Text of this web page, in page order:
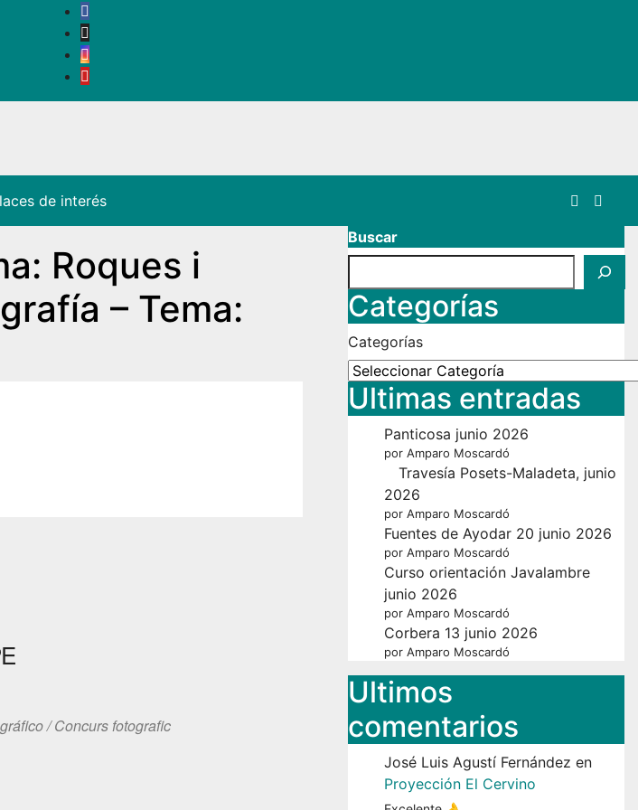
de interés
Roques i
– Tema:
Outlook Live
/ Concurs fotografic
Buscar
Categorías
Categorías
Ultimas entradas
Panticosa junio 2026
por Amparo Moscardó
Travesía Posets-Maladeta, junio
2026
por Amparo Moscardó
Fuentes de Ayodar 20 junio 2026
por Amparo Moscardó
Curso orientación Javalambre
junio 2026
por Amparo Moscardó
Corbera 13 junio 2026
por Amparo Moscardó
Ultimos
comentarios
José Luis Agustí Fernández en
Proyección El Cervino